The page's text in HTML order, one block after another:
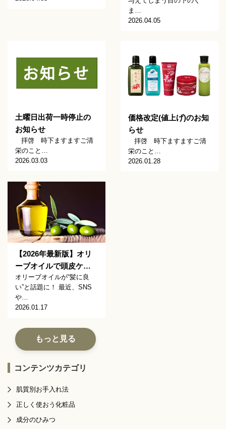
ま…
2026.04.05
土曜日出荷一時停止の
お知らせ
拝啓 時下ますますご清
栄のこと…
2026.03.03
価格改定(値上げ)のお知
らせ
拝啓 時下ますますご清
栄のこと…
2026.01.28
【2026年最新版】オリ
ーブオイルで頭皮ケ…
オリーブオイルが“髪に良
い”と話題に！ 最近、SNS
や…
2026.01.17
もっと見る
コンテンツカテゴリ
肌質別お手入れ法
正しく使おう化粧品
成分のひみつ